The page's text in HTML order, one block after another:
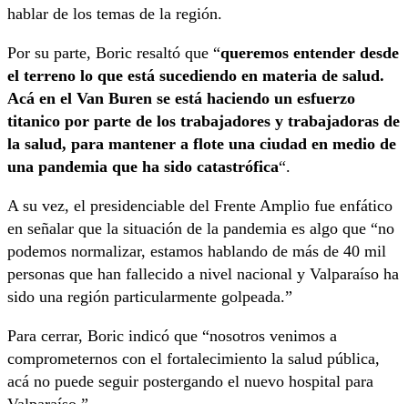
hablar de los temas de la región.
Por su parte, Boric resaltó que “queremos entender desde
el terreno lo que está sucediendo en materia de salud.
Acá en el Van Buren se está haciendo un esfuerzo
titanico por parte de los trabajadores y trabajadoras de
la salud, para mantener a flote una ciudad en medio de
una pandemia que ha sido catastrófica“.
A su vez, el presidenciable del Frente Amplio fue enfático
en señalar que la situación de la pandemia es algo que “no
podemos normalizar, estamos hablando de más de 40 mil
personas que han fallecido a nivel nacional y Valparaíso ha
sido una región particularmente golpeada.”
Para cerrar, Boric indicó que “nosotros venimos a
comprometernos con el fortalecimiento la salud pública,
acá no puede seguir postergando el nuevo hospital para